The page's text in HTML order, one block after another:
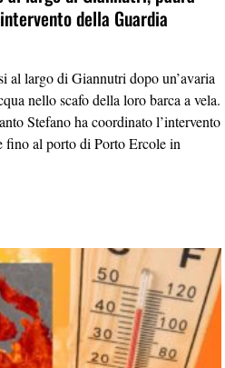
della Guardia
al largo di Giannutri dopo un’avaria
nello scafo della loro barca a vela.
Stefano ha coordinato l’intervento
fino al porto di Porto Ercole in